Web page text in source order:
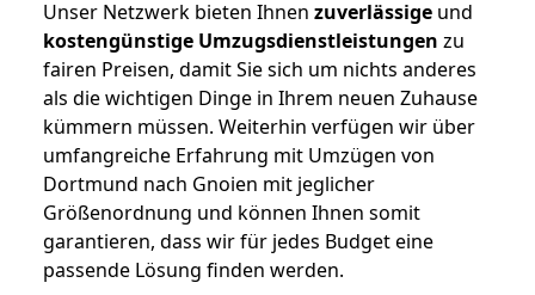
Unser Netzwerk bieten Ihnen zuverlässige und
kostengünstige Umzugsdienstleistungen zu
fairen Preisen, damit Sie sich um nichts anderes
als die wichtigen Dinge in Ihrem neuen Zuhause
kümmern müssen. Weiterhin verfügen wir über
umfangreiche Erfahrung mit Umzügen von
Dortmund nach Gnoien mit jeglicher
Größenordnung und können Ihnen somit
garantieren, dass wir für jedes Budget eine
passende Lösung finden werden.